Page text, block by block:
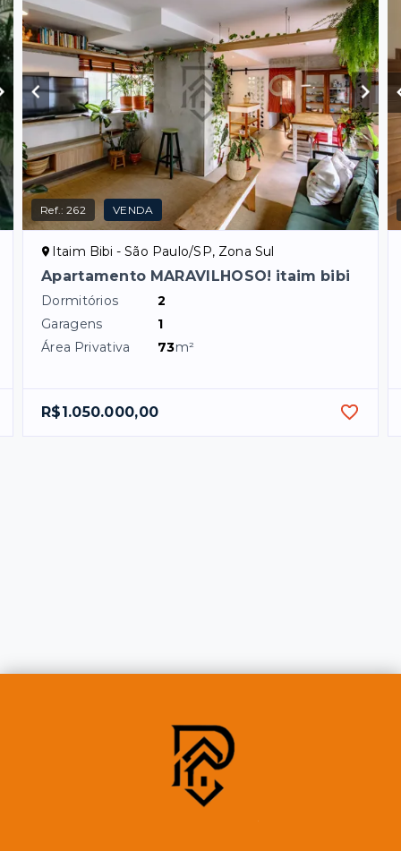
Ref.:262 VENDA
Itaim Bibi - São Paulo/SP, Zona Sul
Apartamento MARAVILHOSO! itaim bibi
Dormitórios
2
Garagens
1
Área Privativa
73m²
R$1.050.000,00